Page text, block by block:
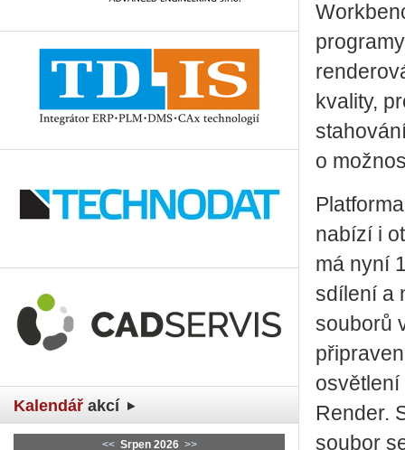
Kalendář akcí
<< Srpen 2026 >>
kvality,
o
nabízí i
má nyní
sdílení a
souborů
Render.
soubor